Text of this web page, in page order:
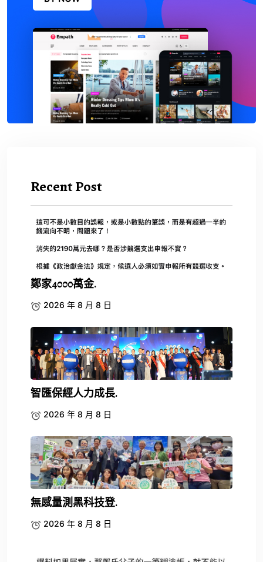
Recent Post
鄭家4000萬金.
2026 年 8 月 8 日
智匯保經人力成長.
2026 年 8 月 8 日
無感量測黑科技登.
2026 年 8 月 8 日